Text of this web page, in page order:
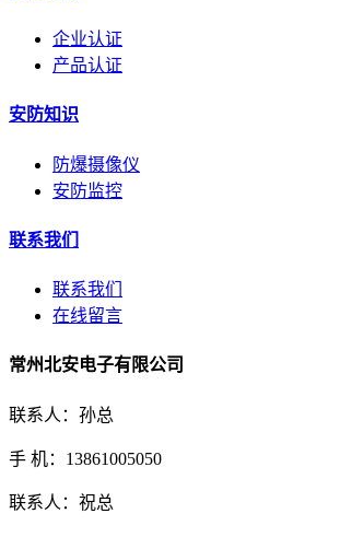
企业认证
产品认证
安防知识
防爆摄像仪
安防监控
联系我们
联系我们
在线留言
常州北安电子有限公司
联系人：孙总
手 机：13861005050
联系人：祝总